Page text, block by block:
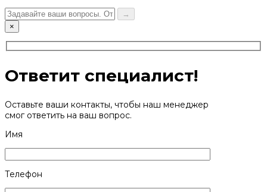
→
×
Ответит специалист!
Оставьте ваши контакты, чтобы наш менеджер
смог ответить на ваш вопрос.
Имя
Телефон